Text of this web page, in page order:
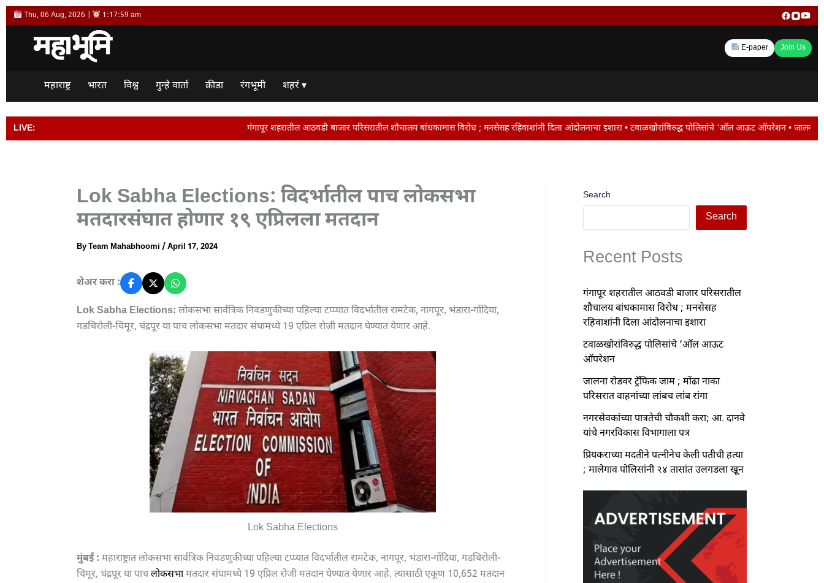
Skip
to
Thu, 06 Aug, 2026 | 1:17:59 am
E-paper Join Us
महाराष्ट्र भारत विश्व गुन्हे वार्ता क्रीडा रंगभूमी शहरं ▾
LIVE: गंगापूर शहरातील आठवडी बाजार परिसरातील शौचालय बांधकामास विरोध ; मनसेसह रहिवाशांनी दिला आंदोलनाचा इशारा • टवाळखोरांविरुद्ध पोलिसांचे ‘ऑल आऊट ऑपरेशन • जालना रोडवर ट्रॅफिक जाम ;
Lok Sabha Elections: विदर्भातील पाच लोकसभा
मतदारसंघात होणार १९ एप्रिलला मतदान
ByTeam Mahabhoomi /April 17, 2024
शेअर करा :
Lok Sabha Elections: लोकसभा सार्वत्रिक निवडणुकीच्या पहिल्या टप्प्यात विदर्भातील रामटेक, नागपूर, भंडारा-गोंदिया,
गडचिरोली-चिमूर, चंद्रपूर या पाच लोकसभा मतदार संघामध्ये 19 एप्रिल रोजी मतदान घेण्यात येणार आहे.
Lok Sabha Elections
मुंबई : महाराष्ट्रात लोकसभा सार्वत्रिक निवडणुकीच्या पहिल्या टप्प्यात विदर्भातील रामटेक, नागपूर, भंडारा-गोंदिया, गडचिरोली-
चिमूर, चंद्रपूर या पाचलोकसभामतदार संघामध्ये 19 एप्रिल रोजी मतदान घेण्यात येणार आहे. त्यासाठी एकूण 10,652 मतदान
Search
Search
Recent Posts
गंगापूर शहरातील आठवडी बाजार परिसरातील
शौचालय बांधकामास विरोध ; मनसेसह
रहिवाशांनी दिला आंदोलनाचा इशारा
टवाळखोरांविरुद्ध पोलिसांचे ‘ऑल आऊट
ऑपरेशन
जालना रोडवर ट्रॅफिक जाम ; मोंढा नाका
परिसरात वाहनांच्या लांबच लांब रांगा
नगरसेवकांच्या पात्रतेची चौकशी करा; आ. दानवे
यांचे नगरविकास विभागाला पत्र
प्रियकराच्या मदतीने पत्नीनेच केली पतीची हत्या
; मालेगाव पोलिसांनी २४ तासांत उलगडला खून